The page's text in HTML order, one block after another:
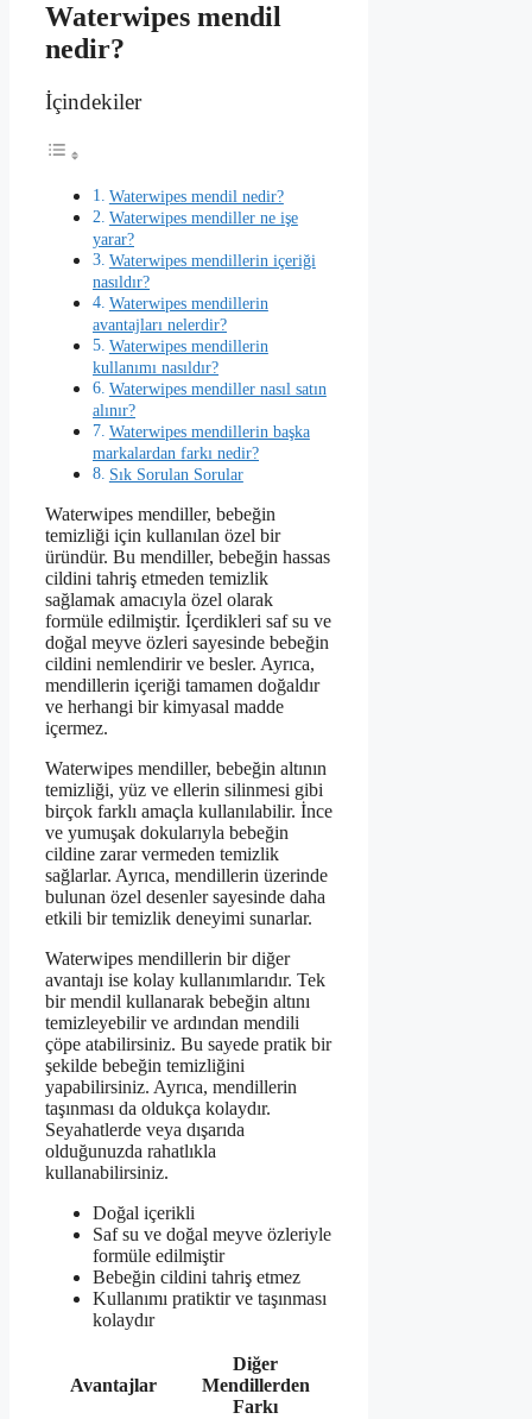
Waterwipes mendil
nedir?
İçindekiler
Waterwipes mendil nedir?
Waterwipes mendiller ne işe
yarar?
Waterwipes mendillerin içeriği
nasıldır?
Waterwipes mendillerin
avantajları nelerdir?
Waterwipes mendillerin
kullanımı nasıldır?
Waterwipes mendiller nasıl satın
alınır?
Waterwipes mendillerin başka
markalardan farkı nedir?
Sık Sorulan Sorular
Waterwipes mendiller, bebeğin
temizliği için kullanılan özel bir
üründür. Bu mendiller, bebeğin hassas
cildini tahriş etmeden temizlik
sağlamak amacıyla özel olarak
formüle edilmiştir. İçerdikleri saf su ve
doğal meyve özleri sayesinde bebeğin
cildini nemlendirir ve besler. Ayrıca,
mendillerin içeriği tamamen doğaldır
ve herhangi bir kimyasal madde
içermez.
Waterwipes mendiller, bebeğin altının
temizliği, yüz ve ellerin silinmesi gibi
birçok farklı amaçla kullanılabilir. İnce
ve yumuşak dokularıyla bebeğin
cildine zarar vermeden temizlik
sağlarlar. Ayrıca, mendillerin üzerinde
bulunan özel desenler sayesinde daha
etkili bir temizlik deneyimi sunarlar.
Waterwipes mendillerin bir diğer
avantajı ise kolay kullanımlarıdır. Tek
bir mendil kullanarak bebeğin altını
temizleyebilir ve ardından mendili
çöpe atabilirsiniz. Bu sayede pratik bir
şekilde bebeğin temizliğini
yapabilirsiniz. Ayrıca, mendillerin
taşınması da oldukça kolaydır.
Seyahatlerde veya dışarıda
olduğunuzda rahatlıkla
kullanabilirsiniz.
Doğal içerikli
Saf su ve doğal meyve özleriyle
formüle edilmiştir
Bebeğin cildini tahriş etmez
Kullanımı pratiktir ve taşınması
kolaydır
Avantajlar
Diğer
Mendillerden
Farkı